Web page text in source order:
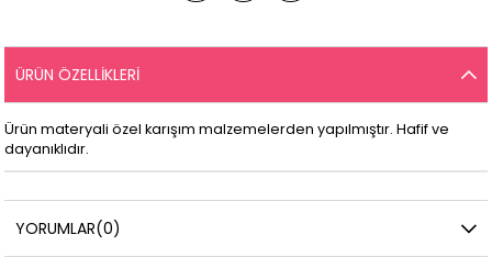
ÜRÜN ÖZELLIKLERI
Ürün materyali özel karışım malzemelerden yapılmıştır. Hafif ve
dayanıklıdır.
YORUMLAR(0)